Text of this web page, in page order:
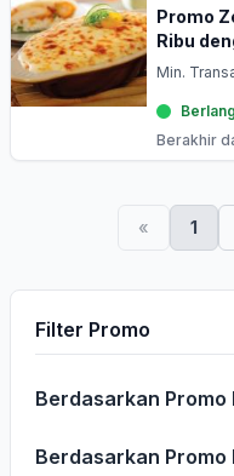
Promo
Ribu
Min.
Berakhir
« 1
Filter Promo
Berdasarkan Promo
Berdasarkan Promo